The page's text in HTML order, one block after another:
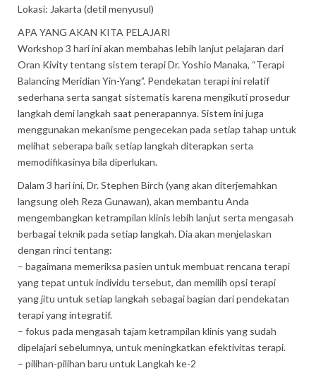
Lokasi: Jakarta (detil menyusul)
APA YANG AKAN KITA PELAJARI
Workshop 3 hari ini akan membahas lebih lanjut pelajaran dari
Oran Kivity tentang sistem terapi Dr. Yoshio Manaka, “Terapi
Balancing Meridian Yin-Yang”. Pendekatan terapi ini relatif
sederhana serta sangat sistematis karena mengikuti prosedur
langkah demi langkah saat penerapannya. Sistem ini juga
menggunakan mekanisme pengecekan pada setiap tahap untuk
melihat seberapa baik setiap langkah diterapkan serta
memodifikasinya bila diperlukan.
Dalam 3 hari ini, Dr. Stephen Birch (yang akan diterjemahkan
langsung oleh Reza Gunawan), akan membantu Anda
mengembangkan ketrampilan klinis lebih lanjut serta mengasah
berbagai teknik pada setiap langkah. Dia akan menjelaskan
dengan rinci tentang:
– bagaimana memeriksa pasien untuk membuat rencana terapi
yang tepat untuk individu tersebut, dan memilih opsi terapi
yang jitu untuk setiap langkah sebagai bagian dari pendekatan
terapi yang integratif.
– fokus pada mengasah tajam ketrampilan klinis yang sudah
dipelajari sebelumnya, untuk meningkatkan efektivitas terapi.
– pilihan-pilihan baru untuk Langkah ke-2